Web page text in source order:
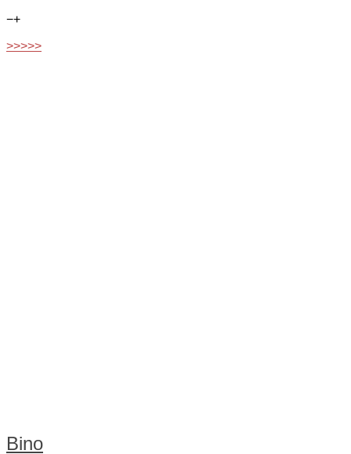
−+
>>>>>
Bino